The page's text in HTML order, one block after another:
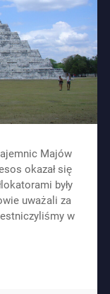
Majów
okazał się
były
uważali za
w